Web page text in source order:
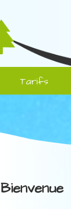
Tarifs
Bienvenue